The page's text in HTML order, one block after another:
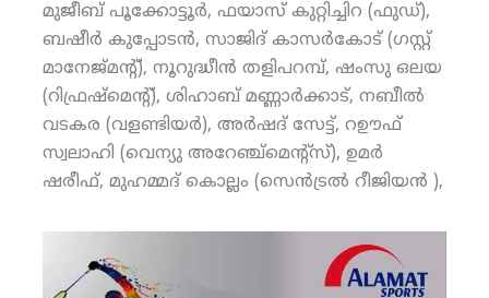
മുജീബ് പൂക്കോട്ടൂര്‍, ഫയാസ് കുറ്റിച്ചിറ (ഫുഡ്),
ബഷീര്‍ കുപ്പോടന്‍, സാജിദ് കാസര്‍കോട് (ഗസ്റ്റ്
മാനേജ്മന്റ്), നൂറുദ്ധീന്‍ തളിപറമ്പ്, ഷംസു ഒലയ
(റിഫ്രഷ്‌മെന്റ്), ശിഹാബ് മണ്ണാര്‍ക്കാട്, നബീല്‍
വടകര (വളണ്ടിയര്‍), അര്‍ഷദ് സേട്ട്, റഊഫ്
സ്വലാഹി (വെന്യു അറേഞ്ച്‌മെന്റ്‌സ്), ഉമര്‍
ഷരീഫ്, മുഹമ്മദ് കൊല്ലം (സെന്‍ട്രല്‍ റീജിയന്‍ ),